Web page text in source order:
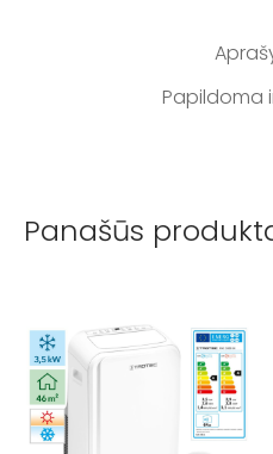
Papildoma
Panašūs